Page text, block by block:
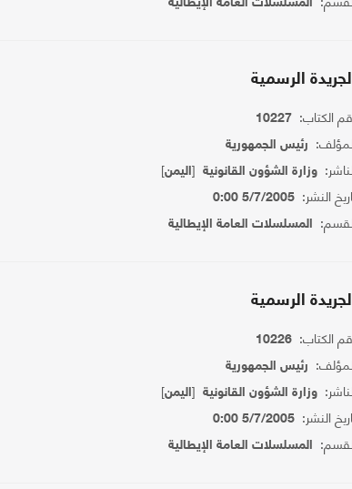
المسلسلات العامة الإيطالية
الرسمية
الكتاب: 10227
رئيس الجمهورية
وزارة الشؤون القانونية[اليمن]
النشر: 5/7/2005 0:00
المسلسلات العامة الإيطالية
الرسمية
الكتاب: 10226
رئيس الجمهورية
وزارة الشؤون القانونية[اليمن]
النشر: 5/7/2005 0:00
المسلسلات العامة الإيطالية